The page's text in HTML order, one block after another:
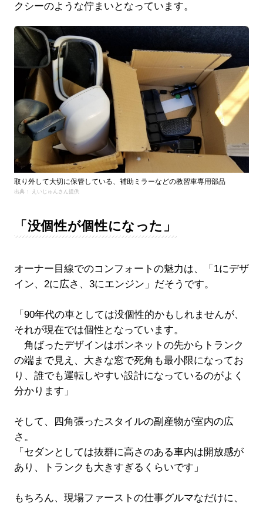
クシーのような佇まいとなっています。
取り外して大切に保管している、補助ミラーなどの教習車専用部品
出典： えいじゅんさん提供
「没個性が個性になった」
オーナー目線でのコンフォートの魅力は、「1にデザ
イン、2に広さ、3にエンジン」だそうです。
「90年代の車としては没個性的かもしれませんが、
それが現在では個性となっています。
角ばったデザインはボンネットの先からトランク
の端まで見え、大きな窓で死角も最小限になってお
り、誰でも運転しやすい設計になっているのがよく
分かります」
そして、四角張ったスタイルの副産物が室内の広
さ。
「セダンとしては抜群に高さのある車内は開放感が
あり、トランクも大きすぎるくらいです」
もちろん、現場ファーストの仕事グルマなだけに、